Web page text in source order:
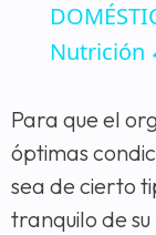
Nutrición
Para que el
óptimas
sea de cierto
tranquilo de